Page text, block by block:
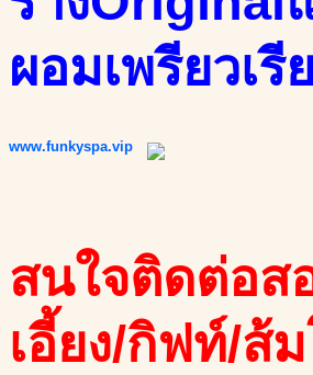
ผอมเพรียวเ
www.funkyspa.vip
สนใจติดต่อส
เอี้ยง/กิฟท์/ส้